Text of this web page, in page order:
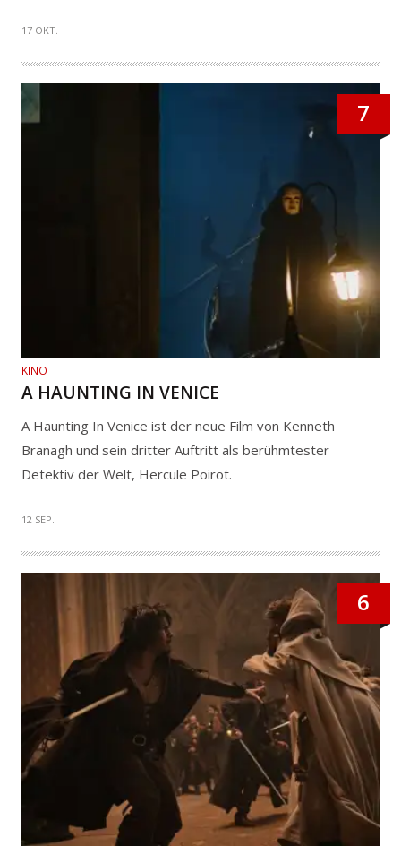
17 OKT.
7
KINO
A HAUNTING IN VENICE
A Haunting In Venice ist der neue Film von Kenneth
Branagh und sein dritter Auftritt als berühmtester
Detektiv der Welt, Hercule Poirot.
12 SEP.
6